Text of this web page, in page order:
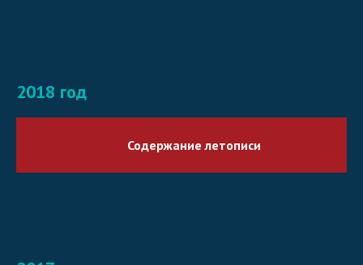
2018 год
Содержание летописи